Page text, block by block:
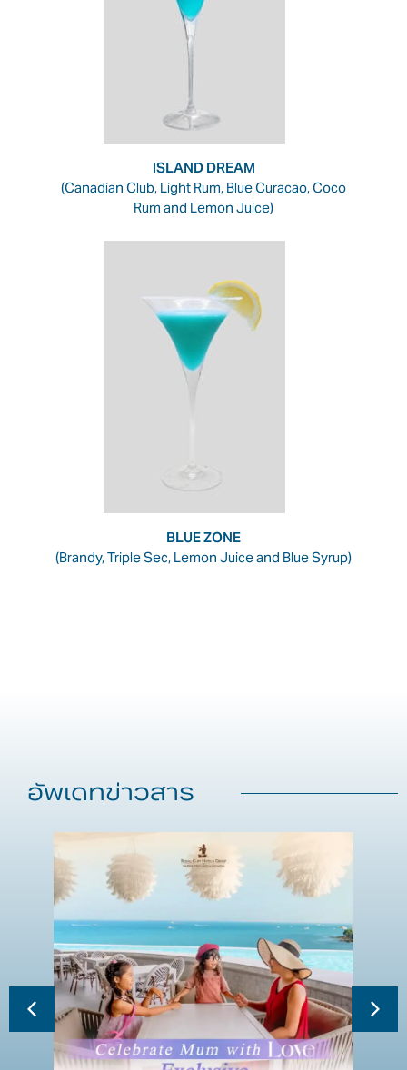
ISLAND DREAM
(Canadian Club, Light Rum, Blue Curacao, Coco
Rum and Lemon Juice)
BLUE ZONE
(Brandy, Triple Sec, Lemon Juice and Blue Syrup)
อัพเดทข่าวสาร